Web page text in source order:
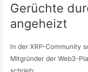
Gerüchte
angeheizt
In der XRP-Community
Mitgründer der Web3-
schrieb: